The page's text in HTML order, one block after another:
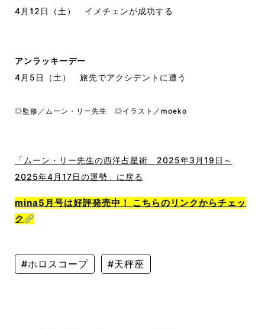
4月12日（土） イメチェンが成功する
アンラッキーデー
4月5日（土） 旅先でアクシデントに遭う
◎監修／ムーン・リー先生 ◎イラスト／moeko
「ムーン・リー先生の西洋占星術 2025年3月19日～
2025年4月17日の運勢」に戻る
mina5月号は好評発売中！ こちらのリンクからチェッ
ク
#ホロスコープ #天秤座